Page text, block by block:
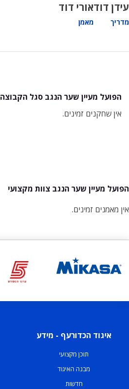
עידן דוד
מדריך
אורי דוד
מאמן
הפועל מעיין שער הנגב סגל הקבוצה
אין שחקנים זמינים.
הפועל מעיין שער הנגב צוות מקצועי
אין מאמנים זמינים.
איגוד הכדורעף - מידע
תוכן מקצועי
מבנה האיגוד
חדשות